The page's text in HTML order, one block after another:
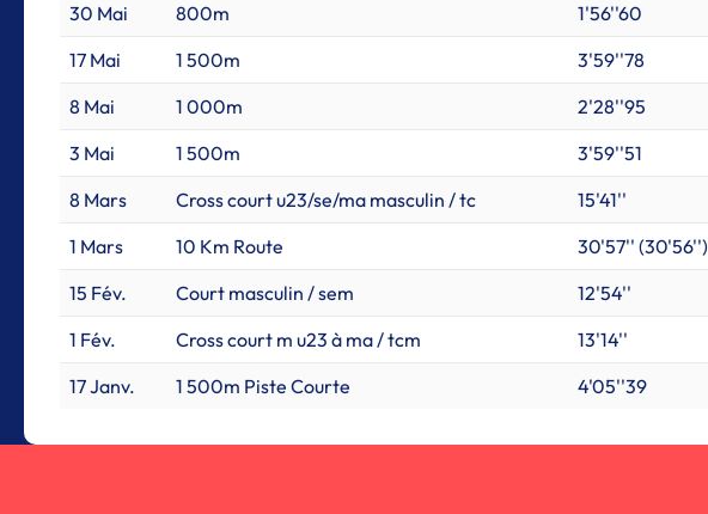
30 Mai
800m 1'56''60
17 Mai
1 500m 3'59''78
8 Mai
1 000m 2'28''95
3 Mai
1 500m 3'59''51
8 Mars
Cross court u23/se/ma masculin / tc 15'41''
1 Mars
10 Km Route 30'57'' (30'56'')
15 Fév.
Court masculin / sem 12'54''
1 Fév.
Cross court m u23 à ma / tcm 13'14''
17 Janv.
1 500m Piste Courte 4'05''39